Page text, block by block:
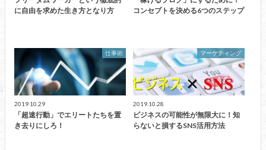
に自由を求めた生き方となり方
コンセプトを決める6つのステップ
仕事術
2019.10.29
「超速行動」でエリートたちを置
き去りにしろ！
マーケティング
2019.10.28
ビジネスの可能性が無限大に！知
らないと損するSNS活用方法